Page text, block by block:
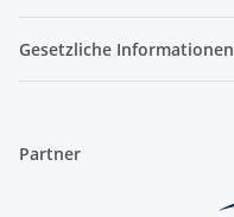
Gesetzliche Informationen
Partner